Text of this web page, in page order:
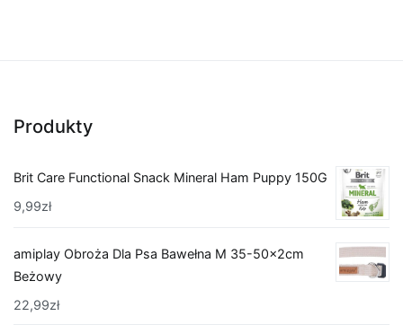
Produkty
Brit Care Functional Snack Mineral Ham Puppy 150G
9,99zł
amiplay Obroża Dla Psa Bawełna M 35-50x2cm
Beżowy
22,99zł